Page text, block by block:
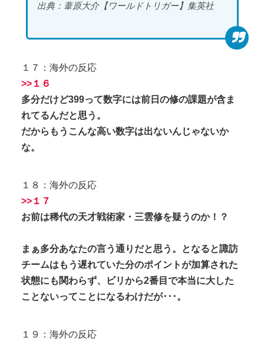
出典：葦原大介【ワールドトリガー】集英社
１７：海外の反応
>>１６
多分だけど399って数字には前日の修の課題が含ま
れてるんだと思う。
だからもうこんな高い数字は出ないんじゃないか
な。
１８：海外の反応
>>１７
お前は稀代の天才戦術家・三雲修を疑うのか！？
まぁ多分あなたの言う通りだと思う。となると諏訪
チームはもう遅れていた分のポイントが加算された
状態にも関わらず、ビリから2番目で本当に大した
ことないってことになるわけだが･･･。
１９：海外の反応